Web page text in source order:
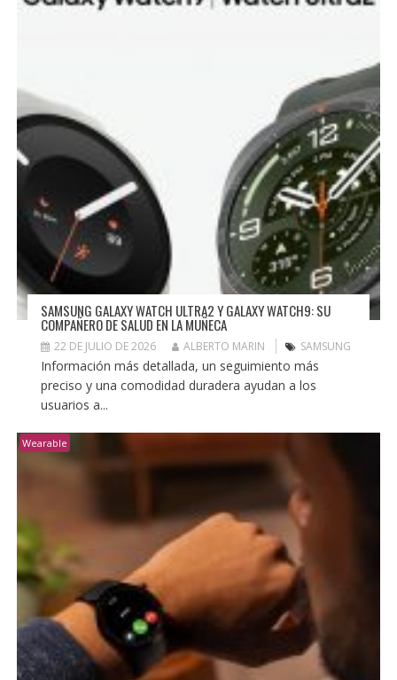
SAMSUNG GALAXY WATCH ULTRA2 Y GALAXY WATCH9: SU
COMPAÑERO DE SALUD EN LA MUÑECA
22 DE JULIO DE 2026 ALBERTO MARIN SAMSUNG
Información más detallada, un seguimiento más
preciso y una comodidad duradera ayudan a los
usuarios a...
Wearable